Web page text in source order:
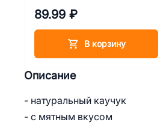
Описание
- натуральный каучук
- с мятным вкусом
89.99 ₽
В корзину